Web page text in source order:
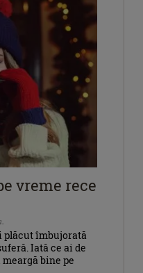
vreme rece
plăcut îmbujorată
Iată ce ai de
bine pe